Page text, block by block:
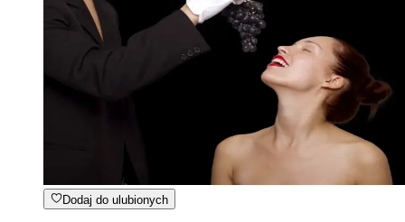
Dodaj do ulubionych